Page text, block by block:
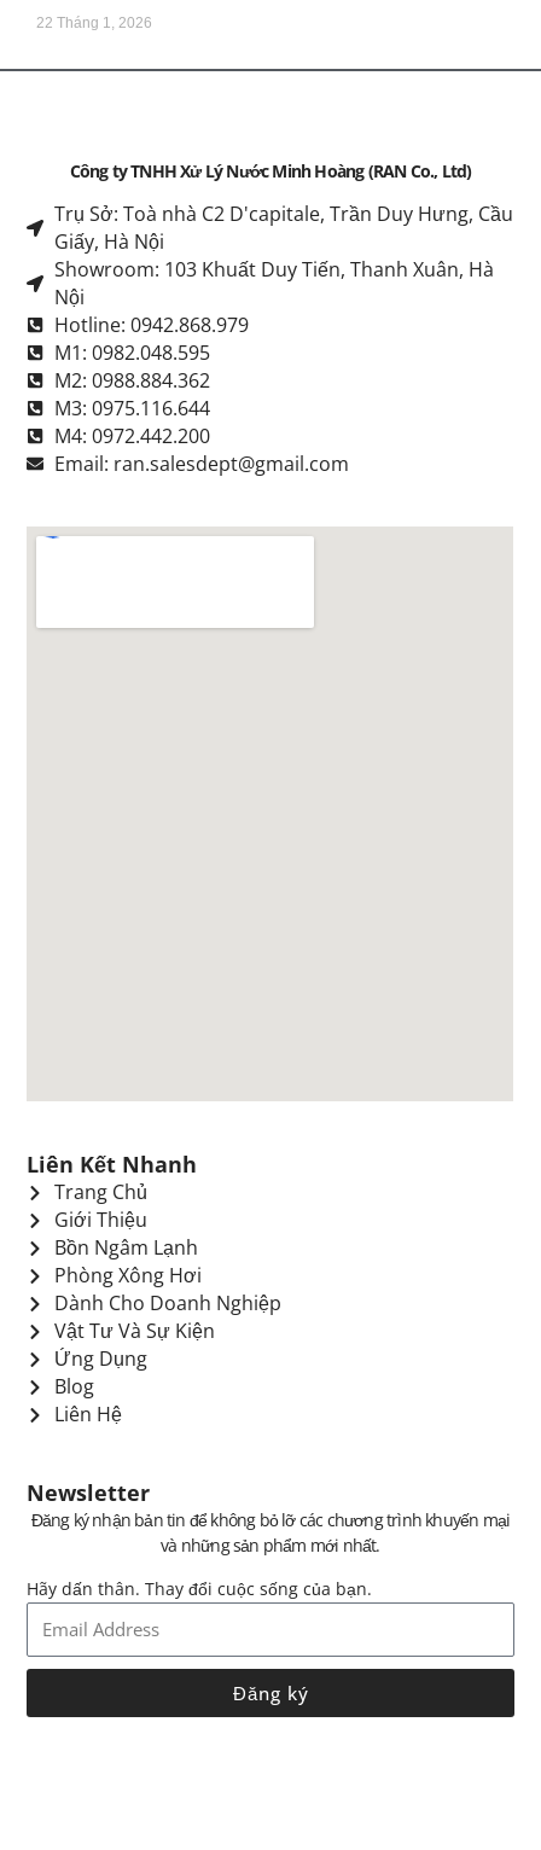
22 Tháng 1, 2026
Công ty TNHH Xử Lý Nước Minh Hoàng (RAN Co., Ltd)
Trụ Sở: Toà nhà C2 D'capitale, Trần Duy Hưng, Cầu
Giấy, Hà Nội
Showroom: 103 Khuất Duy Tiến, Thanh Xuân, Hà
Nội
Hotline: 0942.868.979
M1: 0982.048.595
M2: 0988.884.362
M3: 0975.116.644
M4: 0972.442.200
Email: ran.salesdept@gmail.com
Liên Kết Nhanh
Trang Chủ
Giới Thiệu
Bồn Ngâm Lạnh
Phòng Xông Hơi
Dành Cho Doanh Nghiệp
Vật Tư Và Sự Kiện
Ứng Dụng
Blog
Liên Hệ
Newsletter
Đăng ký nhận bản tin để không bỏ lỡ các chương trình khuyến mại
và những sản phẩm mới nhất.
Hãy dấn thân. Thay đổi cuộc sống của bạn.
Đăng ký